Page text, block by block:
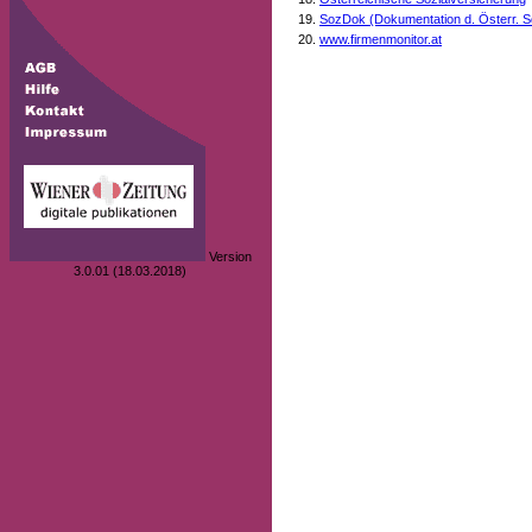
Version
3.0.01 (18.03.2018)
SozDok (Dokumentation d. Österr.
www.firmenmonitor.at